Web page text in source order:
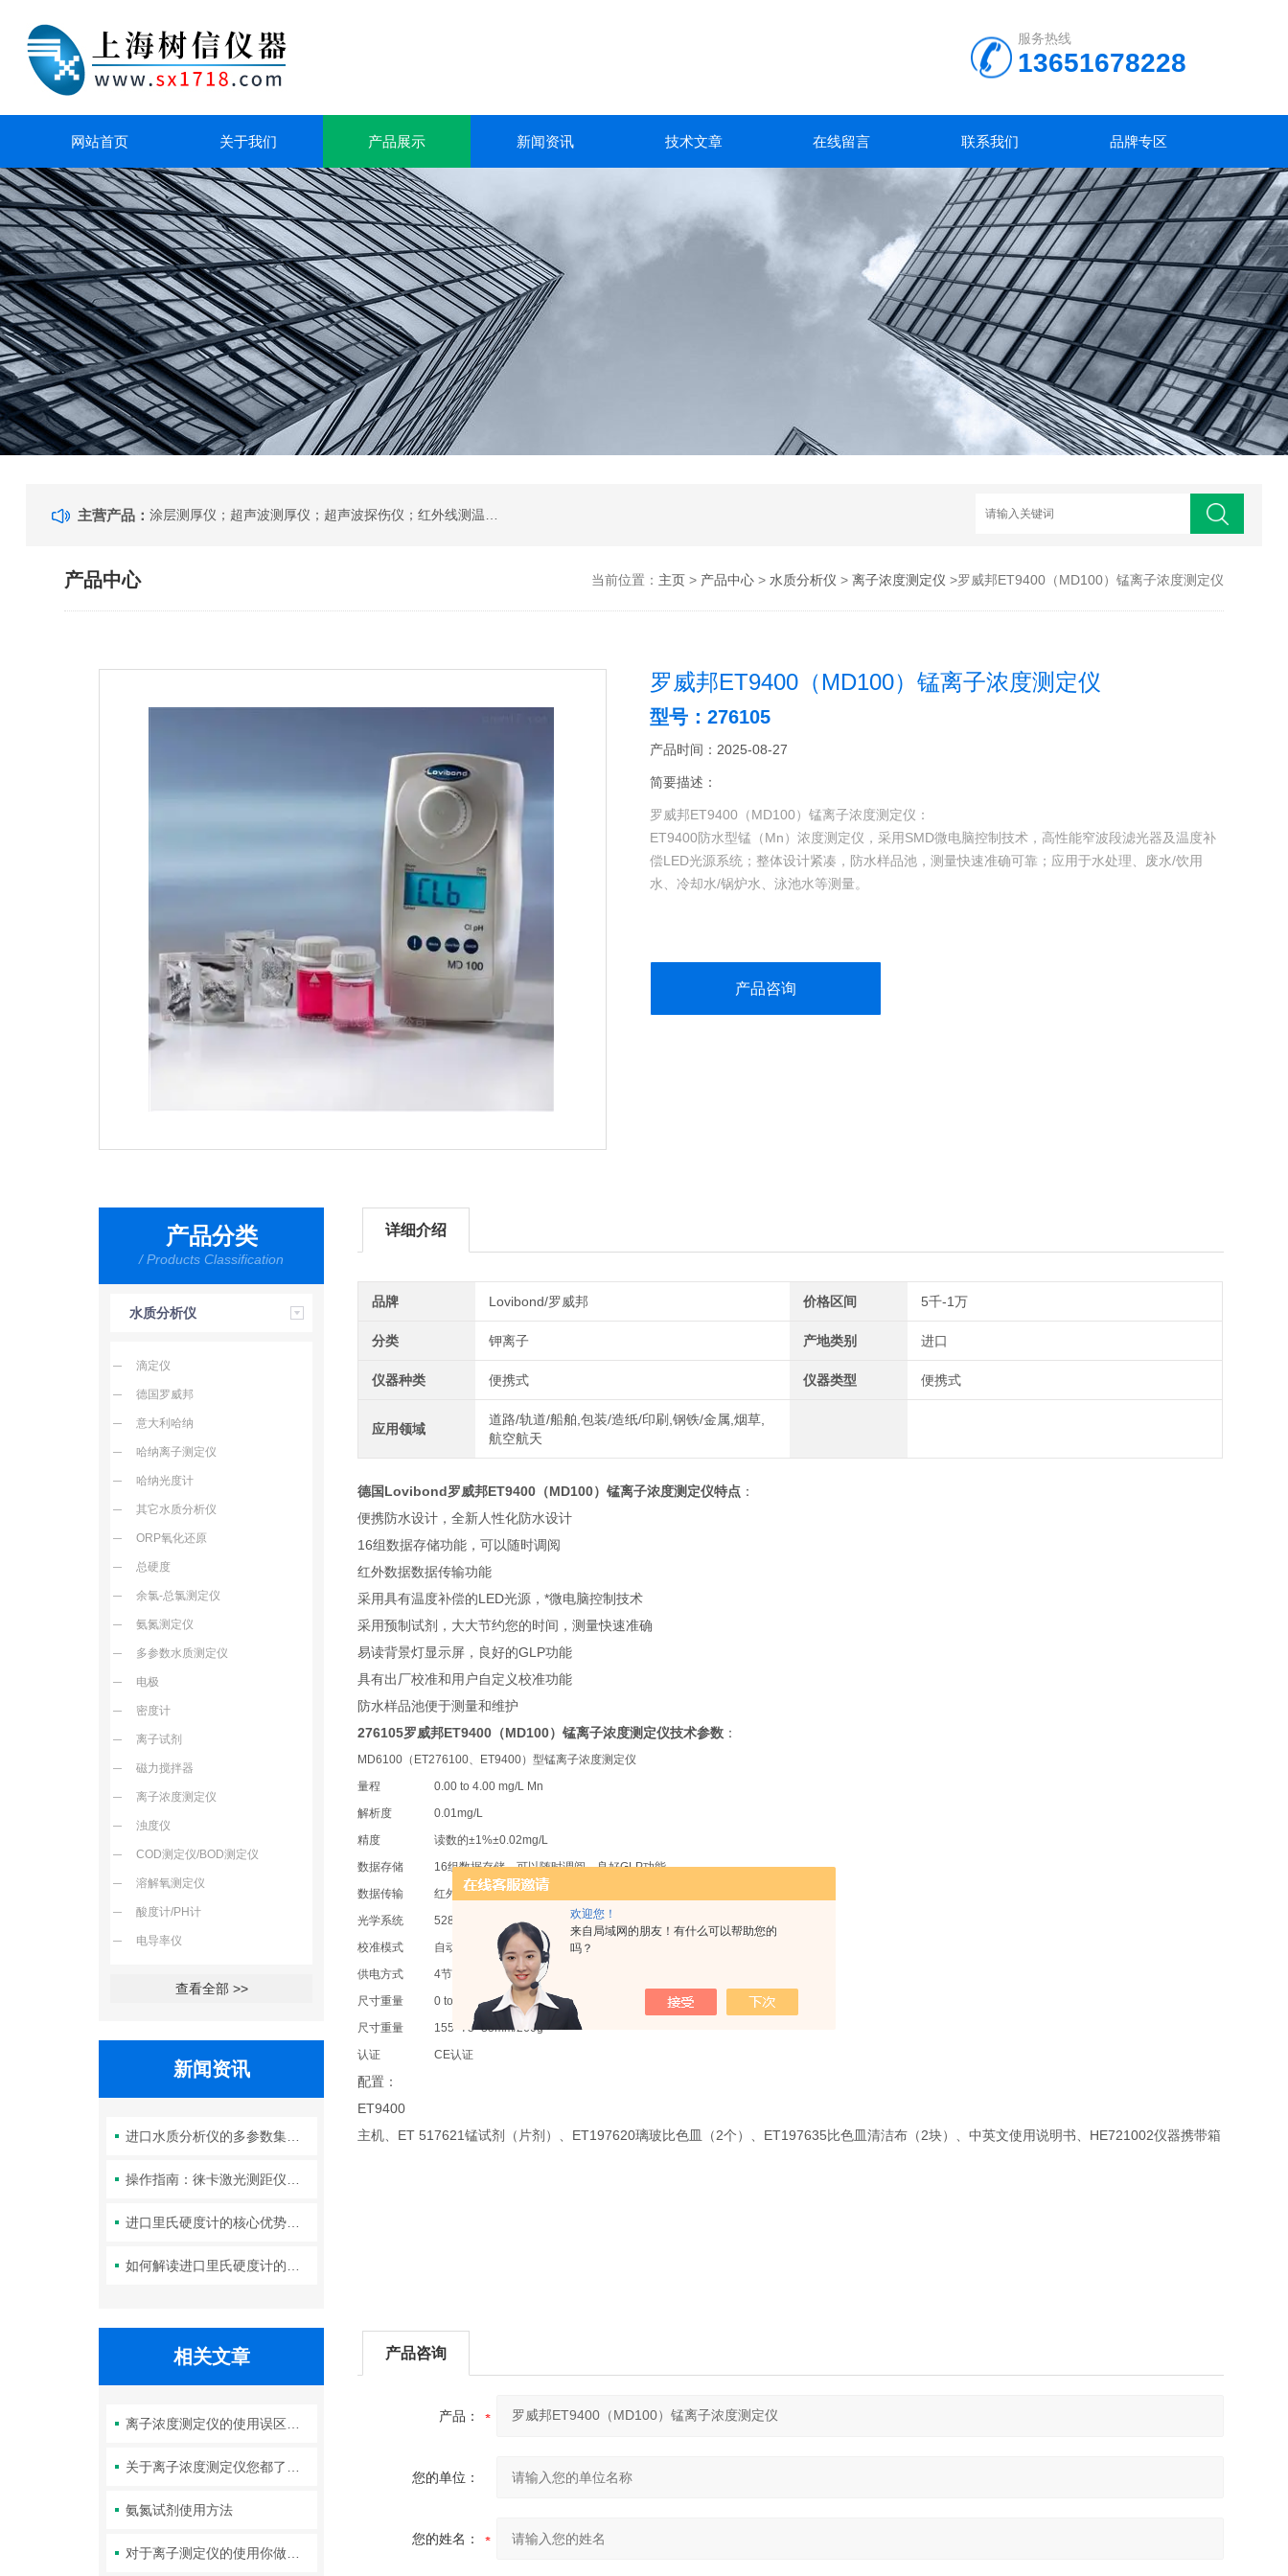
欢迎您！
来自局域网的朋友！有什么可以帮助您的
吗？
服务热线
13651678228
网站首页 关于我们 产品展示 新闻资讯 技术文章 在线留言 联系我们 品牌专区
主营产品：
产品中心 当前位置： 主页> 产品中心> 水质分析仪 > 离子浓度测定仪 >罗威邦ET9400（MD100）锰离子浓度测定仪
罗威邦ET9400（MD100）锰离子浓度测定仪
型号：276105
产品时间：2025-08-27
简要描述：
罗威邦ET9400（MD100）锰离子浓度测定仪：
ET9400防水型锰（Mn）浓度测定仪，采用SMD微电脑控制技术，高性能窄波段滤光器及温度补
偿LED光源系统；整体设计紧凑，防水样品池，测量快速准确可靠；应用于水处理、废水/饮用
水、冷却水/锅炉水、泳池水等测量。
产品咨询
产品分类
/ Products Classification
水质分析仪
滴定仪
德国罗威邦
意大利哈纳
哈纳离子测定仪
哈纳光度计
其它水质分析仪
ORP氧化还原
总硬度
余氯-总氯测定仪
氨氮测定仪
多参数水质测定仪
电极
密度计
离子试剂
磁力搅拌器
离子浓度测定仪
浊度仪
COD测定仪/BOD测定仪
溶解氧测定仪
酸度计/PH计
电导率仪
查看全部 >>
新闻资讯
进口水质分析仪的多参数集成检测技术与系统维护策略
进口里氏硬度计的核心优势：精度、耐用性与多功能性
相关文章
离子浓度测定仪的使用误区，请规避！
氨氮试剂使用方法
对于离子测定仪的使用你做的正确吗？看这里！
详细介绍
品牌 Lovibond/罗威邦 价格区间 5千-1万
分类 钾离子 产地类别 进口
仪器种类 便携式 仪器类型 便携式
应用领域
道路/轨道/船舶,包装/造纸/印刷,钢铁/金属,烟草,
航空航天
德国Lovibond罗威邦ET9400（MD100）锰离子浓度测定仪特点 ：
便携防水设计，全新人性化防水设计
16组数据存储功能，可以随时调阅
红外数据数据传输功能
采用具有温度补偿的LED光源，*微电脑控制技术
采用预制试剂，大大节约您的时间，测量快速准确
易读背景灯显示屏，良好的GLP功能
具有出厂校准和用户自定义校准功能
防水样品池便于测量和维护
276105罗威邦ET9400（MD100）锰离子浓度测定仪技术参数 ：
MD6100（ET276100、ET9400）型锰离子浓度测定仪
量程
0.00 to 4.00 mg/L Mn
解析度
0.01mg/L
精度
读数的±1%±0.02mg/L
数据存储
16组数据存储，可以随时调阅，良好GLP功能
数据传输
红外数据传输功能
光学系统
528 nm，防水样品池，具有温度补偿LED光学系统
校准模式
自动零点校正，采用SMD微处理技术，具有出厂校准和用户自定义校准模式
供电方式
4节AAA电池，具有自动关机节电功能
尺寸重量
0 to 40℃；RH 30 to 90% 无冷凝
尺寸重量
155×75×35mm/260g
认证
CE认证
配置：
ET9400
主机、ET 517621锰试剂（片剂）、ET197620璃玻比色皿（2个）、ET197635比色皿清洁布（2块）、中英文使用说明书、HE721002仪器携带箱
产品咨询
产品：
您的单位：
您的姓名：